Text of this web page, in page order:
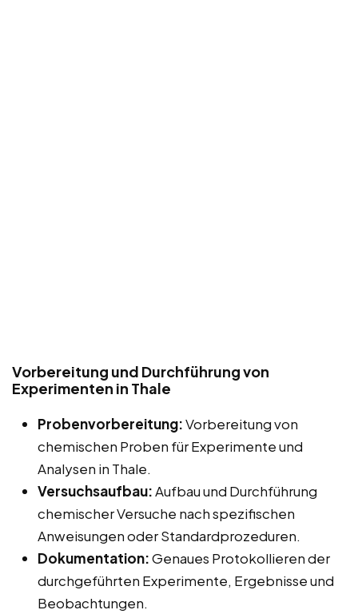
Vorbereitung und Durchführung von
Experimenten in Thale
Probenvorbereitung:Vorbereitung von
chemischen Proben für Experimente und
Analysen in Thale.
Versuchsaufbau:Aufbau und Durchführung
chemischer Versuche nach spezifischen
Anweisungen oder Standardprozeduren.
Dokumentation:Genaues Protokollieren der
durchgeführten Experimente, Ergebnisse und
Beobachtungen.